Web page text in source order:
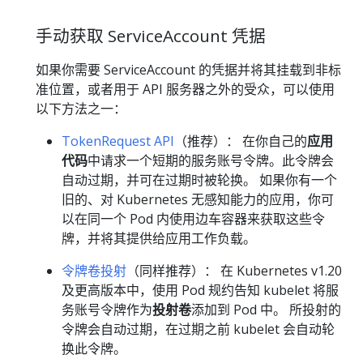
手动获取 ServiceAccount 凭据
如果你需要 ServiceAccount 的凭据并将其挂载到非标
准位置，或者用于 API 服务器之外的受众，可以使用
以下方法之一：
TokenRequest API （推荐）： 在你自己的应用
代码中请求一个短期的服务账号令牌。此令牌会
自动过期，并可在过期时被轮换。 如果你有一个
旧的、对 Kubernetes 无感知能力的应用，你可
以在同一个 Pod 内使用边车容器来获取这些令
牌，并将其提供给应用工作负载。
令牌卷投射 （同样推荐）： 在 Kubernetes v1.20
及更高版本中，使用 Pod 规约告知 kubelet 将服
务账号令牌作为投射卷添加到 Pod 中。 所投射的
令牌会自动过期，在过期之前 kubelet 会自动轮
换此令牌。